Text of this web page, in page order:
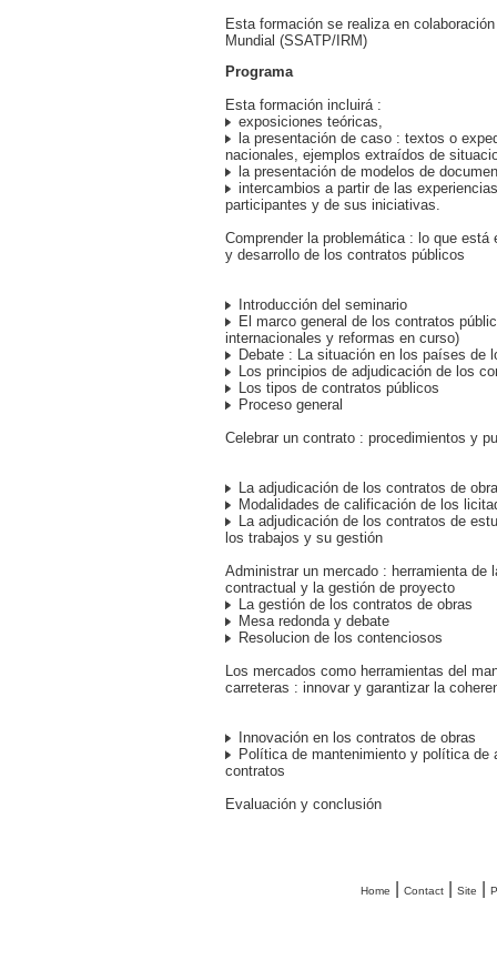
Esta formación se realiza en
Mundial (SSATP/IRM)
Programa
Esta formación incluirá :
exposiciones teóricas,
la presentación de caso : textos o
nacionales, ejemplos extraídos de
la presentación de modelos de
intercambios a partir de las
participantes y de sus iniciativas.
Comprender la problemática : lo que está
y desarrollo de los contratos públicos
Introducción del seminario
El marco general de los contratos
internacionales y reformas en curso)
Debate : La situación en los países de
Los principios de adjudicación de los
Los tipos de contratos públicos
Proceso general
Celebrar un contrato : procedimientos y
La adjudicación de los contratos de
Modalidades de calificación de los
La adjudicación de los contratos de
los trabajos y su gestión
Administrar un mercado : herramienta de
contractual y la gestión de proyecto
La gestión de los contratos de obras
Mesa redonda y debate
Resolucion de los contenciosos
Los mercados como herramientas del
carreteras : innovar y garantizar la
Innovación en los contratos de obras
Política de mantenimiento y política de
contratos
Evaluación y conclusión
Home Contact| Site